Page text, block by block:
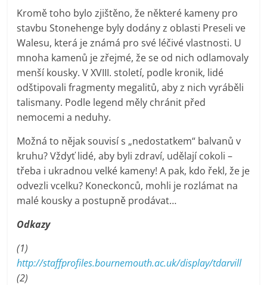
Kromě toho bylo zjištěno, že některé kameny pro
stavbu Stonehenge byly dodány z oblasti Preseli ve
Walesu, která je známá pro své léčivé vlastnosti. U
mnoha kamenů je zřejmé, že se od nich odlamovaly
menší kousky. V XVIII. století, podle kronik, lidé
odštipovali fragmenty megalitů, aby z nich vyráběli
talismany. Podle legend měly chránit před
nemocemi a neduhy.
Možná to nějak souvisí s „nedostatkem“ balvanů v
kruhu? Vždyť lidé, aby byli zdraví, udělají cokoli –
třeba i ukradnou velké kameny! A pak, kdo řekl, že je
odvezli vcelku? Koneckonců, mohli je rozlámat na
malé kousky a postupně prodávat…
Odkazy
(1)
http://staffprofiles.bournemouth.ac.uk/display/tdarvill
(2)